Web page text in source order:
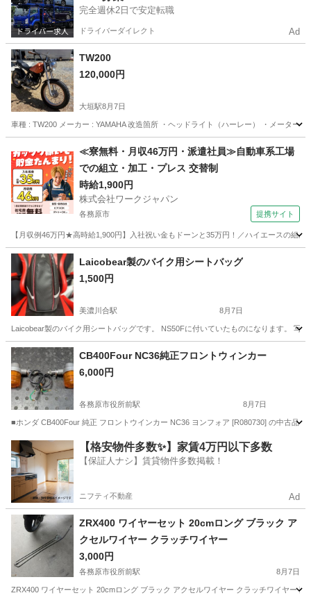
完全週休2日で安定転職
ドライバーダイレクト Ad
TW200
120,000円
大垣駅8月7日
車種 : TW200 メーカー : YAMAHA 改造箇所 ・ヘッドライト（ハーレー） ・メーター
大垣駅 ヤマハ
≪寮無料・月収46万円・派遣社員≫自動車系工場
での組立・加工・プレス 交替制
時給1,900円
株式会社ワークジャパン
各務原市 提携サイト
【月収例46万円★高時給1,900円】入社祝い金もドーンと35万円！／ハイエースの組
岐阜 各務原市 Laicobear製のバイク用シートバッグ
1,500円
美濃川合駅 8月7日
Laicobear製のバイク用シートバッグです。 NS50Fに付いていたものになります。 写
岐阜 可児市 その他
CB400Four NC36純正フロントウィンカー
6,000円
各務原市役所前駅 8月7日
■ホンダ CB400Four 純正 フロントウインカー NC36 ヨンフォア [R080730] の中古
岐阜 各務原市 各務原市役所前駅 その他 CB400
【格安物件多数✨】家賃4万円以下多数
【保証人ナシ】賃貸物件多数掲載！
ニフティ不動産 Ad
ZRX400 ワイヤーセット 20cmロング ブラック ア
クセルワイヤー クラッチワイヤー
3,000円
各務原市役所前駅 8月7日
ZRX400 ワイヤーセット 20cmロング ブラック アクセルワイヤー クラッチワイヤー